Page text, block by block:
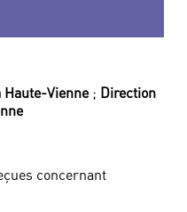
Vienne; Direction
concernant